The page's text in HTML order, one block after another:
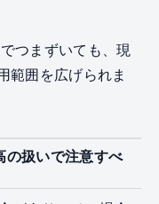
つまずいても、現
囲を広げられま
の扱いで注意すべ